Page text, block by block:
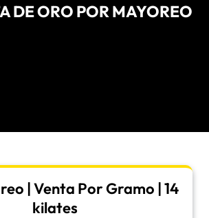
DE ORO POR MAYOREO
| Venta Por Gramo | 14
kilates